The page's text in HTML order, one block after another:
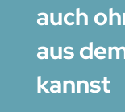
auch
aus
kannst